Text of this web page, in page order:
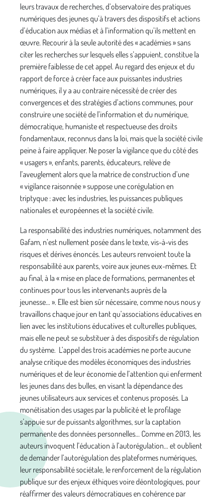
leurs travaux de recherches, d’observatoire des pratiques
numériques des jeunes qu’à travers des dispositifs et actions
d’éducation aux médias et à l’information qu’ils mettent en
œuvre. Recourir à la seule autorité des « académies » sans
citer les recherches sur lesquels elles s’appuient, constitue la
première faiblesse de cet appel. Au regard des enjeux et du
rapport de force à créer face aux puissantes industries
numériques, il y a au contraire nécessité de créer des
convergences et des stratégies d’actions communes, pour
construire une société de l’information et du numérique,
démocratique, humaniste et respectueuse des droits
fondamentaux, reconnus dans la loi, mais que la société civile
peine à faire appliquer. Ne poser la vigilance que du côté des
« usagers », enfants, parents, éducateurs, relève de
l’aveuglement alors que la matrice de construction d’une
« vigilance raisonnée » suppose une corégulation en
triptyque : avec les industries, les puissances publiques
nationales et européennes et la société civile.
La responsabilité des industries numériques, notamment des
Gafam, n’est nullement posée dans le texte, vis-à-vis des
risques et dérives énoncés. Les auteurs renvoient toute la
responsabilité aux parents, voire aux jeunes eux-mêmes. Et
au final, à la « mise en place de formations, permanentes et
continues pour tous les intervenants auprès de la
jeunesse… ». Elle est bien sûr nécessaire, comme nous nous y
travaillons chaque jour en tant qu’associations éducatives en
lien avec les institutions éducatives et culturelles publiques,
mais elle ne peut se substituer à des dispositifs de régulation
du système. L’appel des trois académies ne porte aucune
analyse critique des modèles économiques des industries
numériques et de leur économie de l’attention qui enferment
les jeunes dans des bulles, en visant la dépendance des
jeunes utilisateurs aux services et contenus proposés. La
monétisation des usages par la publicité et le profilage
s’appuie sur de puissants algorithmes, sur la captation
permanente des données personnelles… Comme en 2013, les
auteurs invoquent l’éducation à l’autorégulation… et oublient
de demander l’autorégulation des plateformes numériques,
leur responsabilité sociétale, le renforcement de la régulation
publique sur des enjeux éthiques voire déontologiques, pour
réaffirmer des valeurs démocratiques en cohérence par